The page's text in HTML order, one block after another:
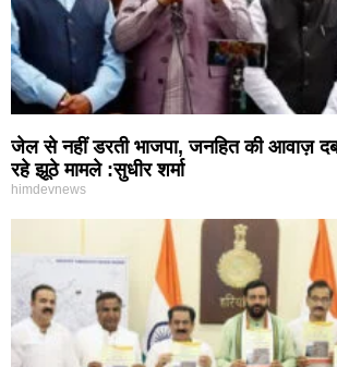
जेल से नहीं डरती भाजपा, जनहित की आवाज़
रहे झूठे मामले :सुधीर शर्मा
himdevnews